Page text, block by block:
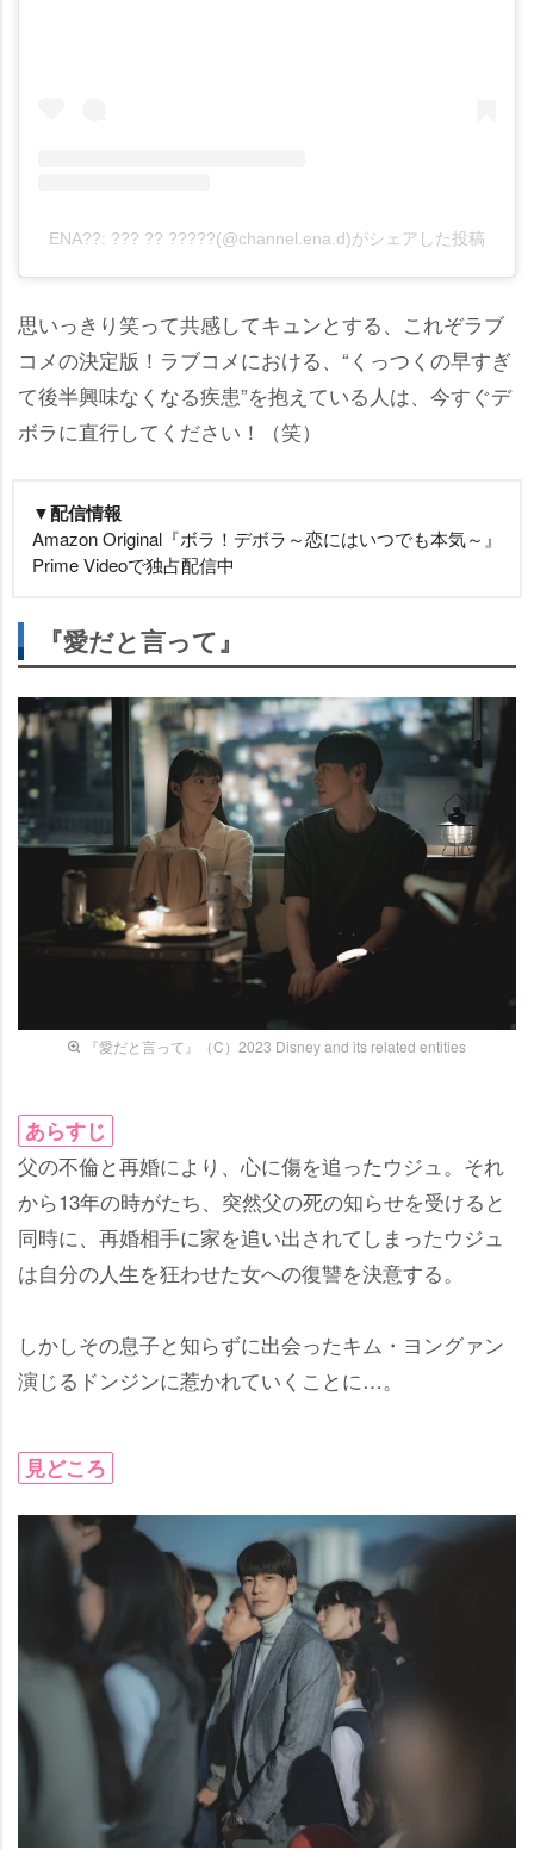
ENA??: ??? ?? ?????(@channel.ena.d)がシェアした投稿
思いっきり笑って共感してキュンとする、これぞラブ
コメの決定版！ラブコメにおける、“くっつくの早すぎ
て後半興味なくなる疾患”を抱えている人は、今すぐデ
ボラに直行してください！（笑）
▼配信情報
Amazon Original『ボラ！デボラ～恋にはいつでも本気～』
Prime Videoで独占配信中
『愛だと言って』
『愛だと言って』（C）2023 Disney and its related entities
あらすじ
父の不倫と再婚により、心に傷を追ったウジュ。それ
から13年の時がたち、突然父の死の知らせを受けると
同時に、再婚相手に家を追い出されてしまったウジュ
は自分の人生を狂わせた女への復讐を決意する。
しかしその息子と知らずに出会ったキム・ヨングァン
演じるドンジンに惹かれていくことに…。
見どころ